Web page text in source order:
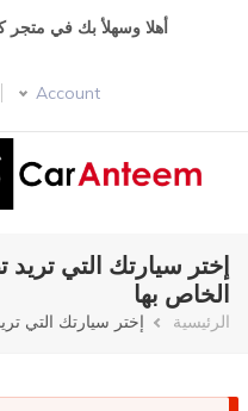
أهلا وسهلأ بك في متجر
Account
إختر سيارتك التي تريد
الخاص بها
مسار
الرئيسية إختر سيارتك التي